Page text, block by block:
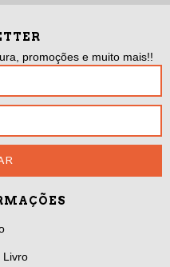
promoções e muito mais!!
Livro